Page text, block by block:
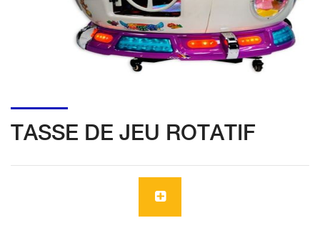
TASSE DE JEU ROTATIF